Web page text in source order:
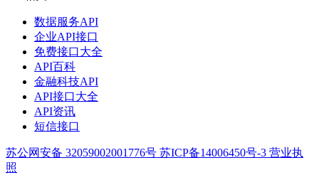
数据服务API
企业API接口
免费接口大全
API百科
金融科技API
API接口大全
API资讯
短信接口
苏公网安备 32059002001776号 苏ICP备14006450号-3 营业执
照